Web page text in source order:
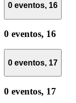
0 eventos, 16
0 eventos, 16
0 eventos, 17
0 eventos, 17